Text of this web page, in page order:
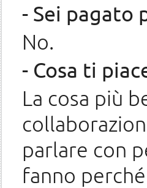
- Sei pagato
No.
- Cosa ti
La cosa più
parlare con
fanno